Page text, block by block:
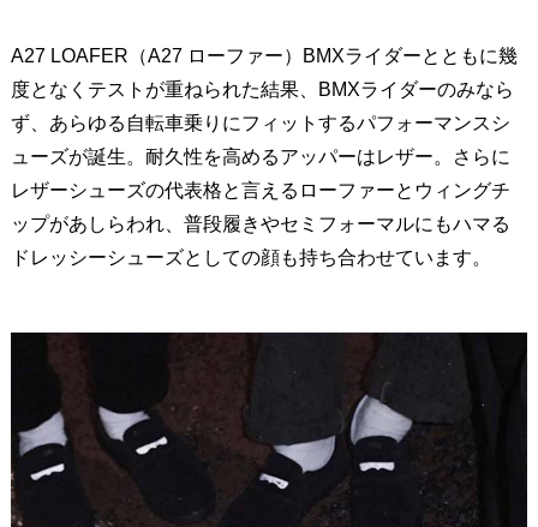
A27 LOAFER（A27 ローファー）BMXライダーとともに幾
度となくテストが重ねられた結果、BMXライダーのみなら
ず、あらゆる自転車乗りにフィットするパフォーマンスシ
ューズが誕生。耐久性を高めるアッパーはレザー。さらに
レザーシューズの代表格と言えるローファーとウィングチ
ップがあしらわれ、普段履きやセミフォーマルにもハマる
ドレッシーシューズとしての顔も持ち合わせています。